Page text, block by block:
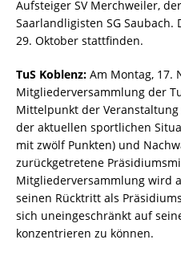
Aufsteiger SV Merchweiler,
Saarlandligisten SG Saubach.
29. Oktober stattfinden.
TuS Koblenz: Am Montag, 17.
Mitgliederversammlung der
Mittelpunkt der
der aktuellen sportlichen
mit zwölf Punkten) und
zurückgetretene
Mitgliederversammlung wird
seinen Rücktritt als
sich uneingeschränkt auf
konzentrieren zu können.